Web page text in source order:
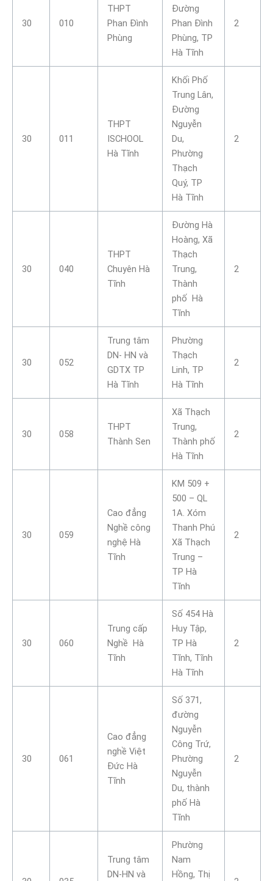
30 010
THPT
Phan Đình
Phùng
Đường
Phan Đình
Phùng, TP
Hà Tĩnh
2
30 011
THPT
ISCHOOL
Hà Tĩnh
Khối Phố
Trung Lân,
Đường
Nguyễn
Du,
Phường
Thạch
Quý, TP
Hà Tĩnh
2
30 040
THPT
Chuyên Hà
Tĩnh
Đường Hà
Hoàng, Xã
Thạch
Trung,
Thành
phố Hà
Tĩnh
2
30 052
Trung tâm
DN- HN và
GDTX TP
Hà Tĩnh
Phường
Thạch
Linh, TP
Hà Tĩnh
2
30 058
THPT
Thành Sen
Xã Thạch
Trung,
Thành phố
Hà Tĩnh
2
30 059
Cao đẳng
Nghề công
nghệ Hà
Tĩnh
KM 509 +
500 – QL
1A. Xóm
Thanh Phú
Xã Thạch
Trung –
TP Hà
Tĩnh
2
30 060
Trung cấp
Nghề Hà
Tĩnh
Số 454 Hà
Huy Tập,
TP Hà
Tĩnh, Tĩnh
Hà Tĩnh
2
30 061
Cao đẳng
nghề Việt
Đức Hà
Tĩnh
Số 371,
đường
Nguyễn
Công Trứ,
Phường
Nguyễn
Du, thành
phố Hà
Tĩnh
2
Trung tâm
DN-HN và
Phường
Nam
Hồng, Thị